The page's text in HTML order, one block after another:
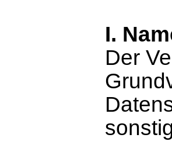
I.
Der